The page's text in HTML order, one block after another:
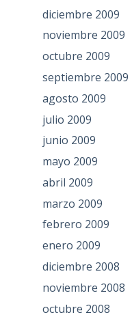
diciembre 2009
noviembre 2009
octubre 2009
septiembre 2009
agosto 2009
julio 2009
junio 2009
mayo 2009
abril 2009
marzo 2009
febrero 2009
enero 2009
diciembre 2008
noviembre 2008
octubre 2008